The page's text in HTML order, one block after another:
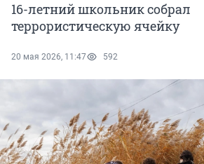
16-летний школьник собрал
террористическую ячейку
20 мая 2026, 11:47 592